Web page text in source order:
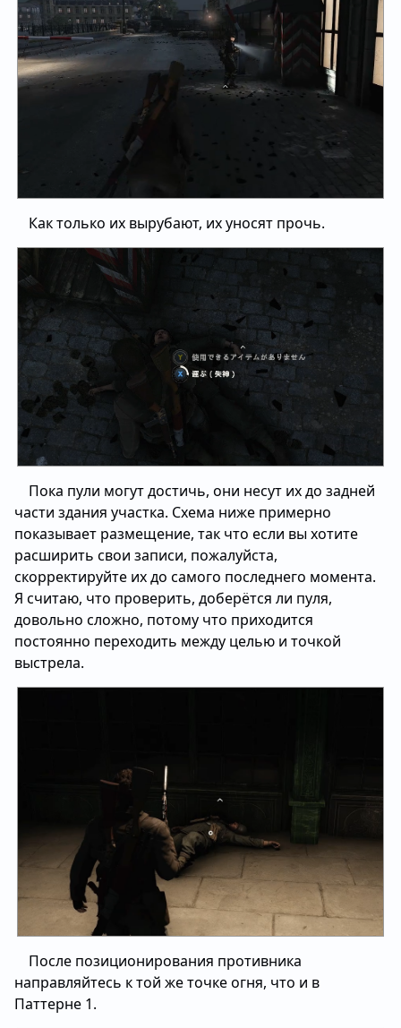
Как только их вырубают, их уносят прочь.
Пока пули могут достичь, они несут их до задней
части здания участка. Схема ниже примерно
показывает размещение, так что если вы хотите
расширить свои записи, пожалуйста,
скорректируйте их до самого последнего момента.
Я считаю, что проверить, доберётся ли пуля,
довольно сложно, потому что приходится
постоянно переходить между целью и точкой
выстрела.
После позиционирования противника
направляйтесь к той же точке огня, что и в
Паттерне 1.